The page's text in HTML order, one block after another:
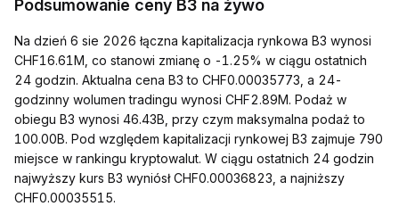
Podsumowanie ceny B3 na żywo
Na dzień 6 sie 2026 łączna kapitalizacja rynkowa B3 wynosi
CHF16.61M, co stanowi zmianę o -1.25% w ciągu ostatnich
24 godzin. Aktualna cena B3 to CHF0.00035773, a 24-
godzinny wolumen tradingu wynosi CHF2.89M. Podaż w
obiegu B3 wynosi 46.43B, przy czym maksymalna podaż to
100.00B. Pod względem kapitalizacji rynkowej B3 zajmuje 790
miejsce w rankingu kryptowalut. W ciągu ostatnich 24 godzin
najwyższy kurs B3 wyniósł CHF0.00036823, a najniższy
CHF0.00035515.